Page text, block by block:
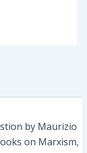
by Maurizio
on Marxism,